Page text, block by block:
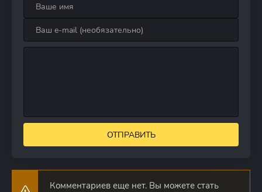
ОТПРАВИТЬ
Комментариев еще нет. Вы можете стать